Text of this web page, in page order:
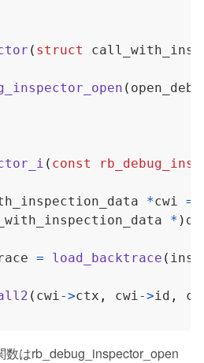
( struct
(
( const
*cwi =
* )
= load_backtrace (
( cwi ->ctx , cwi ->id ,
はrb_debug_inspector_open